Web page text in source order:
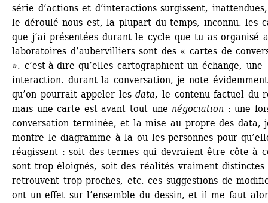
série d’actions et d’interactions surgissent,
le déroulé nous est, la plupart du temps, inconnu. les
que j’ai présentées durant le cycle que tu as organisé
laboratoires d’aubervilliers sont des « cartes de
». c’est-à-dire qu’elles cartographient un échange, une
interaction. durant la conversation, je note
qu’on pourrait appeler les data, le contenu factuel du
mais une carte est avant tout une négociation : une
conversation terminée, et la mise au propre des data,
montre le diagramme à la ou les personnes pour
réagissent : soit des termes qui devraient être côte à
sont trop éloignés, soit des réalités vraiment distinctes
retrouvent trop proches, etc. ces suggestions de
ont un effet sur l’ensemble du dessin, et il me faut